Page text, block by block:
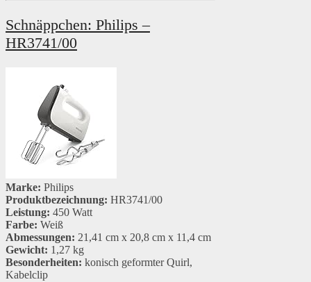
Schnäppchen: Philips –
HR3741/00
Marke: Philips
Produktbezeichnung: HR3741/00
Leistung: 450 Watt
Farbe: Weiß
Abmessungen: 21,41 cm x 20,8 cm x 11,4 cm
Gewicht: 1,27 kg
Besonderheiten: konisch geformter Quirl,
Kabelclip